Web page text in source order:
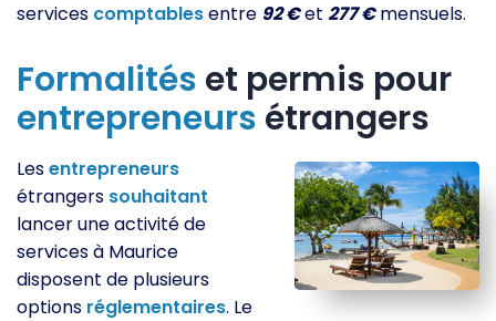
services comptablesentre 92 €et 277 €mensuels.
Formalités et permis pour
entrepreneurs étrangers
Lesentrepreneurs
étrangers souhaitant
lancer une activité de
services à Maurice
disposent de plusieurs
options réglementaires. Le